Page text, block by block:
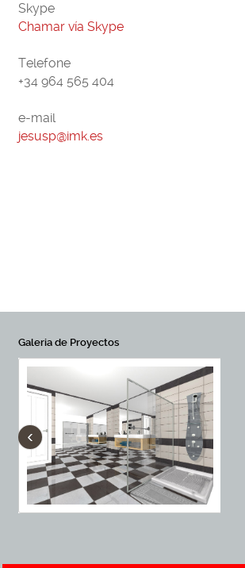
Skype
Chamar vía Skype
Telefone
+34 964 565 404
e-mail
jesusp@imk.es
Galeria de Proyectos
‹